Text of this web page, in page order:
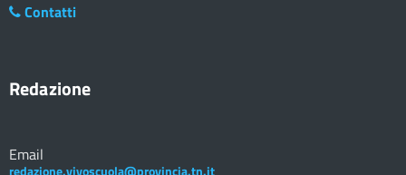
Contatti
Redazione
Email
redazione.vivoscuola@provincia.tn.it